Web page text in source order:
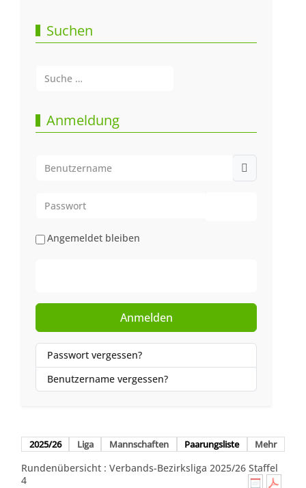
Suchen
Anmeldung
Angemeldet bleiben
Anmelden
Passwort vergessen?
Benutzername vergessen?
2025/26 Liga Mannschaften Paarungsliste Mehr
Rundenübersicht : Verbands-Bezirksliga 2025/26 Staffel
4